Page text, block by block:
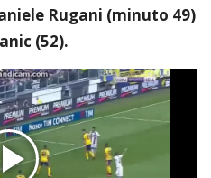
Rugani (minuto 49)
(52).